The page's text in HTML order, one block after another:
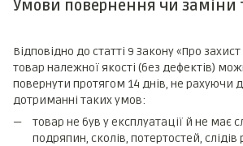
Умови повернення чи заміни
Відповідно до статті 9 Закону «Про
товар належної якості (без дефектів)
повернути протягом 14 днів, не рахуючи
дотриманні таких умов:
товар не був у експлуатації й не має
подряпин, сколів, потертостей, слідів